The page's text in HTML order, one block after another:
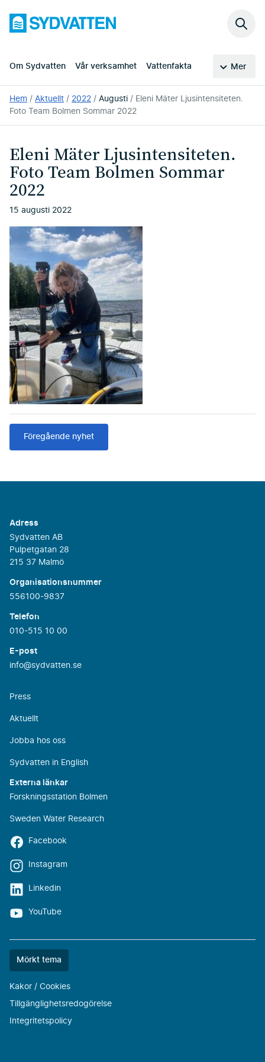
huvudinnehållet
Sydvatten
Om Sydvatten Vår verksamhet Vattenfakta Mer
Sök
Du
är
här:
Hem Aktuellt 2022 Augusti
Eleni Mäter Ljusintensiteten.
Foto Team Bolmen Sommar 2022
Eleni Mäter Ljusintensiteten.
Foto Team Bolmen Sommar
2022
15 augusti 2022
Föregående nyhet
Adress
Sydvatten AB
Pulpetgatan 28
215 37 Malmö
Organisationsnummer
556100-9837
Telefon
010-515 10 00
E-post
info@sydvatten.se
Press
Aktuellt
Jobba hos oss
Sydvatten in English
Externa länkar
Forskningsstation Bolmen
Sweden Water Research
Facebook
Instagram
Linkedin
YouTube
Färgtemat
Mörkt tema
Kakor / Cookies
Tillgänglighetsredogörelse
Integritetspolicy